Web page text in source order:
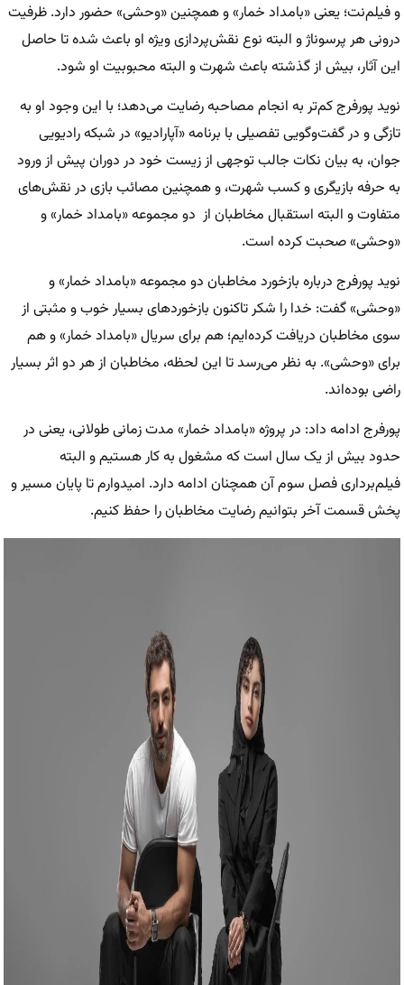
و فیلم‌نت؛ یعنی «بامداد خمار» و همچنین «وحشی» حضور دارد. ظرفیت
درونی هر پرسوناژ و البته نوع نقش‌‌پردازی ویژه او باعث شده تا حاصل
این آثار، بیش از گذشته باعث شهرت و البته محبوبیت او شود.
نوید پورفرج کم‌تر به انجام مصاحبه رضایت می‌دهد؛ با این وجود او به
تازگی و در گفت‌و‌گویی تفصیلی با برنامه «آپارادیو» در شبکه رادیویی
جوان، به بیان نکات جالب توجهی از زیست خود در دوران پیش از ورود
به حرفه بازیگری و کسب شهرت، و همچنین مصائب بازی در نقش‌های
متفاوت و البته استقبال مخاطبان از دو مجموعه «بامداد خمار» و
«وحشی» صحبت کرده است.
نوید پورفرج درباره بازخورد مخاطبان دو مجموعه «بامداد خمار» و
«وحشی» گفت: خدا را شکر تاکنون بازخوردهای بسیار خوب و مثبتی از
سوی مخاطبان دریافت کرده‌ایم؛ هم برای سریال «بامداد خمار» و هم
برای «وحشی». به نظر می‌رسد تا این لحظه، مخاطبان از هر دو اثر بسیار
راضی بوده‌اند.
پورفرج ادامه داد: در پروژه «بامداد خمار» مدت زمانی طولانی‌، یعنی در
حدود بیش از یک سال است که مشغول به کار هستیم و البته
فیلم‌برداری فصل سوم آن همچنان ادامه دارد. امیدوارم تا پایان مسیر و
پخش قسمت آخر بتوانیم رضایت مخاطبان را حفظ کنیم.